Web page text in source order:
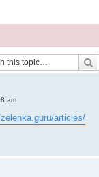
am
articles/